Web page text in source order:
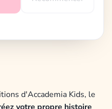
d'Accademia Kids, le